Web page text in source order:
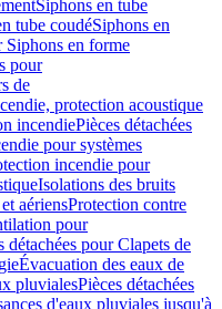
Siphons en tube
tube coudéSiphons en
Siphons en forme
pour
de
protection acoustique
incendiePièces détachées
pour systèmes
incendie pour
Isolations des bruits
aériensProtection contre
pour
détachées pour Clapets de
Évacuation des eaux de
pluvialesPièces détachées
d'eaux pluviales jusqu'à